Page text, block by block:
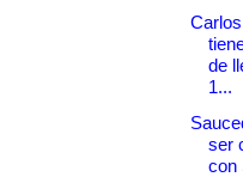
de
1...
ser
con